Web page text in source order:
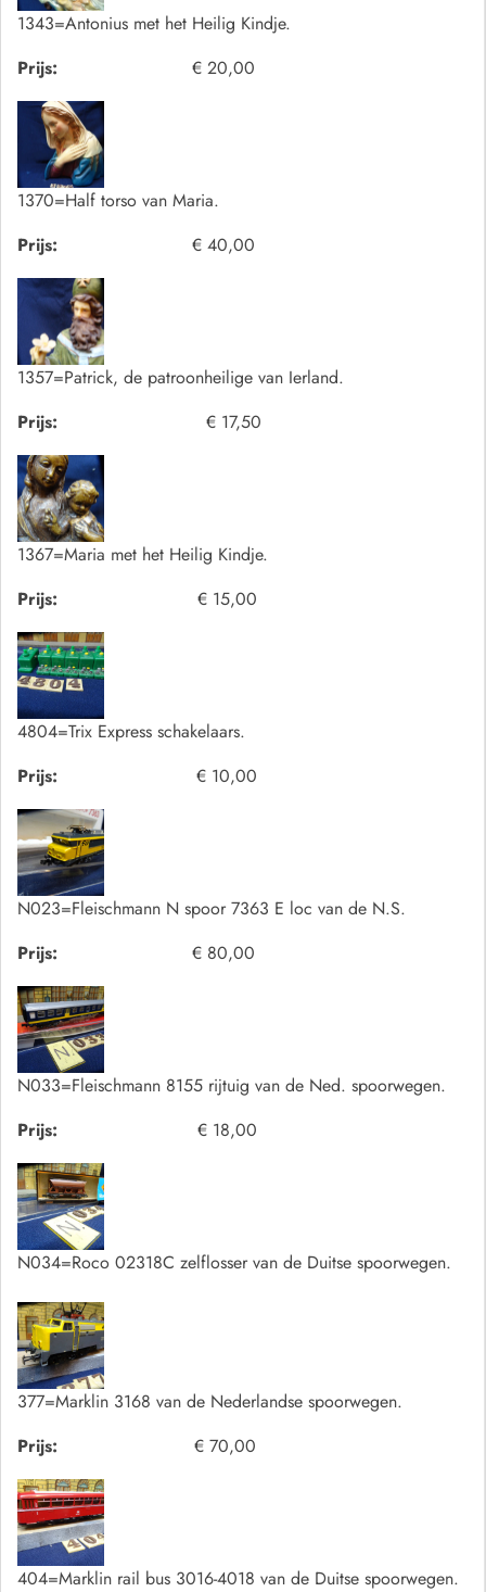
1343=Antonius met het Heilig Kindje.
Prijs:
€ 20,00
1370=Half torso van Maria.
Prijs:
€ 40,00
1357=Patrick, de patroonheilige van Ierland.
Prijs:
€ 17,50
1367=Maria met het Heilig Kindje.
Prijs:
€ 15,00
4804=Trix Express schakelaars.
Prijs:
€ 10,00
N023=Fleischmann N spoor 7363 E loc van de N.S.
Prijs:
€ 80,00
N033=Fleischmann 8155 rijtuig van de Ned. spoorwegen.
Prijs:
€ 18,00
N034=Roco 02318C zelflosser van de Duitse spoorwegen.
377=Marklin 3168 van de Nederlandse spoorwegen.
Prijs:
€ 70,00
404=Marklin rail bus 3016-4018 van de Duitse spoorwegen.